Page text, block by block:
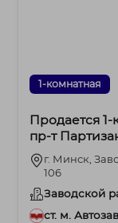
1-комнатная
Продается 1-
пр-т
г. Минск,
106
Заводской
ст. м.